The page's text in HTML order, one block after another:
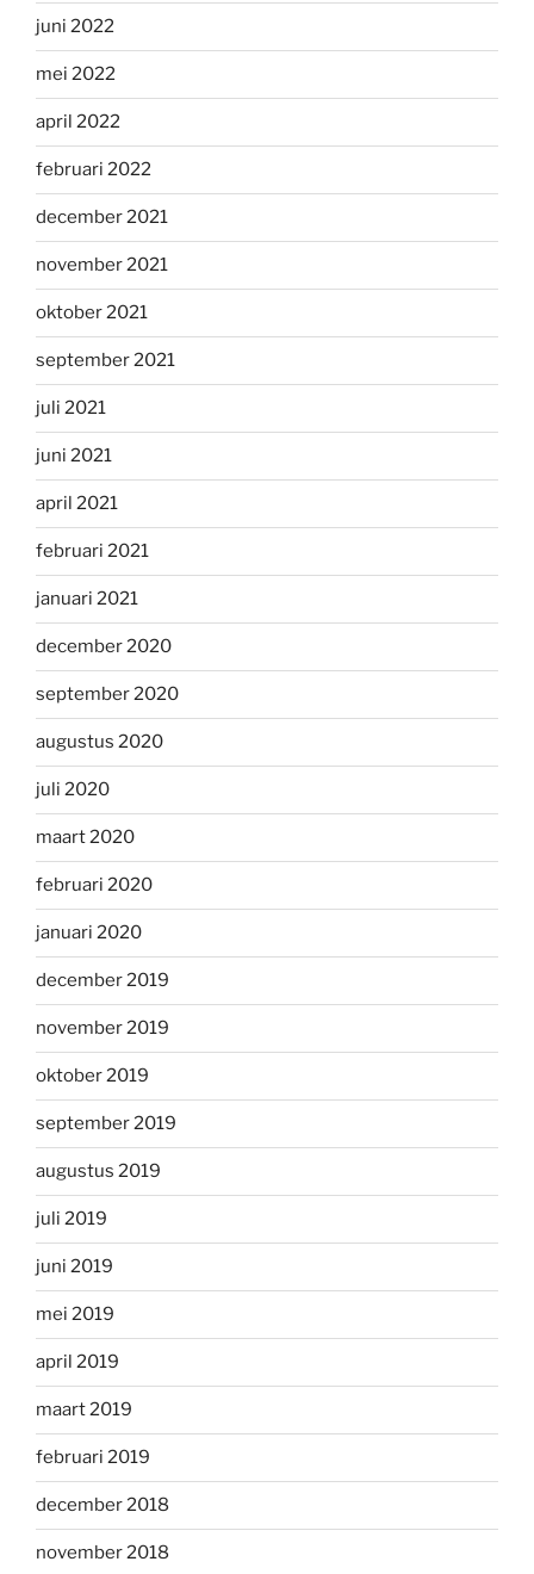
juni 2022
mei 2022
april 2022
februari 2022
december 2021
november 2021
oktober 2021
september 2021
juli 2021
juni 2021
april 2021
februari 2021
januari 2021
december 2020
september 2020
augustus 2020
juli 2020
maart 2020
februari 2020
januari 2020
december 2019
november 2019
oktober 2019
september 2019
augustus 2019
juli 2019
juni 2019
mei 2019
april 2019
maart 2019
februari 2019
december 2018
november 2018